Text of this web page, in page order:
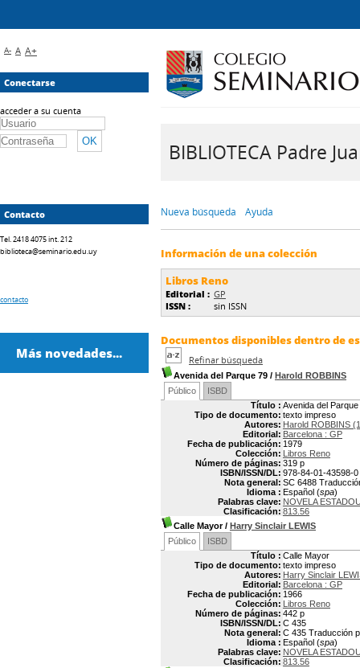
BIBLIOTECA Padre
Nueva búsqueda Ayuda
Información de una colección
Libros Reno
Editorial : GP
ISSN :
sin ISSN
Documentos disponibles dentro de
Refinar búsqueda
Avenida del Parque 79 / Harold ROBBINS
Público
ISBD
Título : Avenida del Parque
Tipo de documento: texto impreso
Autores: Harold ROBBINS
Editorial: Barcelona : GP
Fecha de publicación: 1979
Colección: Libros Reno
Número de páginas: 319 p
ISBN/ISSN/DL: 978-84-01-43598-0
Nota general: SC 6488
Idioma : Español (spa)
Palabras clave: NOVELA
Clasificación: 813.56
Calle Mayor/ Harry Sinclair LEWIS
Público
ISBD
Título : Calle Mayor
Tipo de documento: texto impreso
Autores: Harry Sinclair
Editorial: Barcelona : GP
Fecha de publicación: 1966
Colección: Libros Reno
Número de páginas: 442 p
ISBN/ISSN/DL: C 435
Nota general: C 435 Traducción
Idioma : Español (spa)
Palabras clave: NOVELA
Clasificación: 813.56
A- A A+
Conectarse
acceder a su cuenta
Contacto
Tel. 2418 4075 int. 212
biblioteca@seminario.edu.uy
contacto
Más novedades...